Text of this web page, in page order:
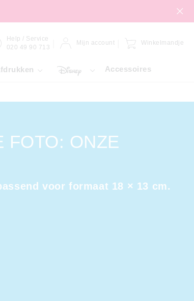
Help / Service
020 49 90 713
Mijn account Winkelmandje
Accessoires
FOTO: ONZE
voor formaat 18 × 13 cm.